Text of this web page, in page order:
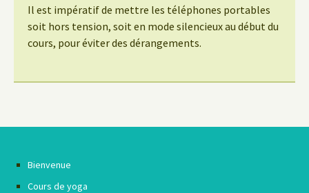
Il est impératif de mettre les téléphones portables
soit hors tension, soit en mode silencieux au début du
cours, pour éviter des dérangements.
Bienvenue
Cours de yoga